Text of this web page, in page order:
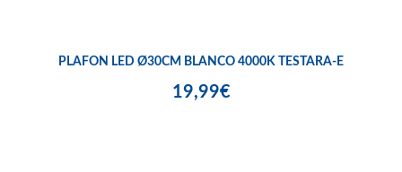
PLAFON LED Ø30CM BLANCO 4000K TESTARA-E
19,99€